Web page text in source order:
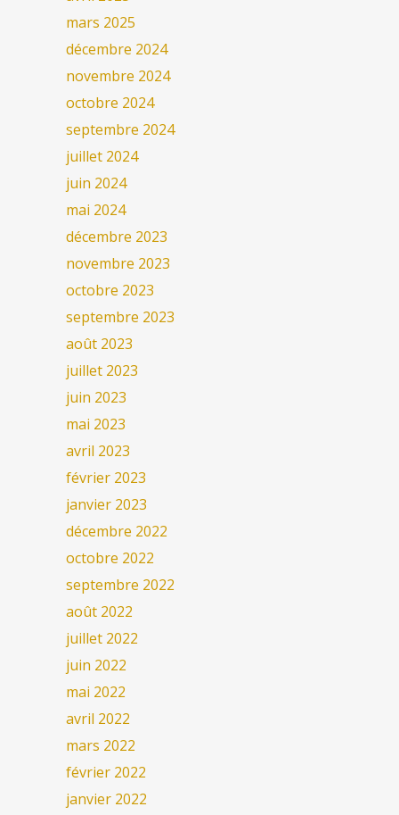
mars 2025
décembre 2024
novembre 2024
octobre 2024
septembre 2024
juillet 2024
juin 2024
mai 2024
décembre 2023
novembre 2023
octobre 2023
septembre 2023
août 2023
juillet 2023
juin 2023
mai 2023
avril 2023
février 2023
janvier 2023
décembre 2022
octobre 2022
septembre 2022
août 2022
juillet 2022
juin 2022
mai 2022
avril 2022
mars 2022
février 2022
janvier 2022